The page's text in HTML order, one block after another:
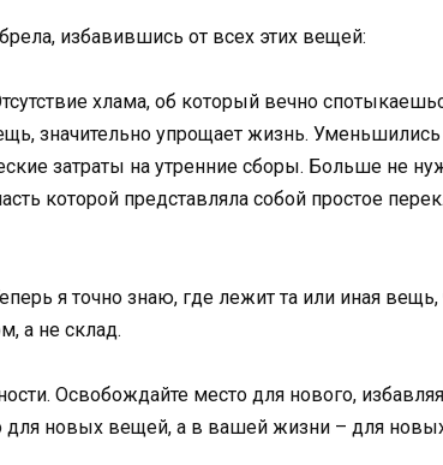
избавившись от всех этих вещей:
хлама, об который вечно
значительно упрощает жизнь.
затраты на утренние сборы. Больше не
которой представляла собой простое
я точно знаю, где лежит та или иная
а не склад.
Освобождайте место для нового,
для новых вещей, а в вашей жизни – для